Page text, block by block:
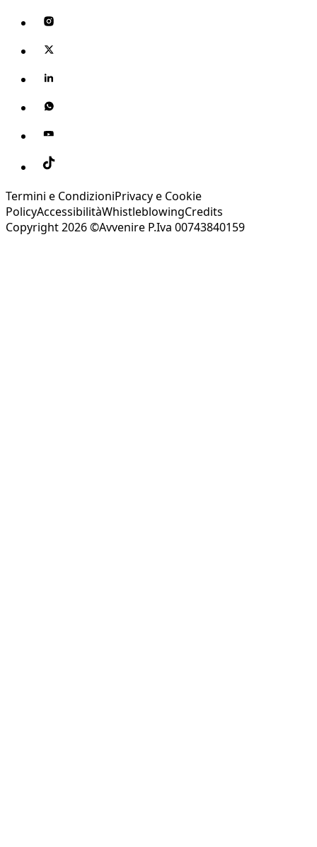
Termini e CondizioniPrivacy e Cookie
PolicyAccessibilitàWhistleblowingCredits
Copyright 2026 ©Avvenire P.Iva 00743840159